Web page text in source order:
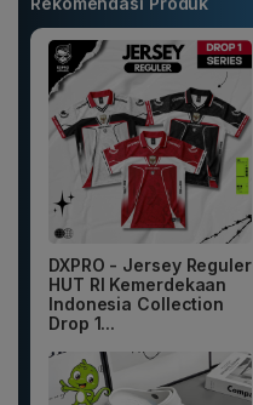
DXPRO - Jersey Reguler
HUT RI Kemerdekaan
Indonesia Collection
Drop 1...